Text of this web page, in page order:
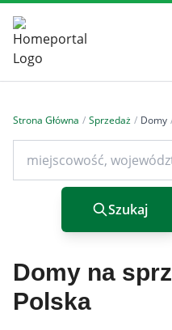
Strona Główna / Sprzedaż / Domy
Szukaj
Domy na
Polska